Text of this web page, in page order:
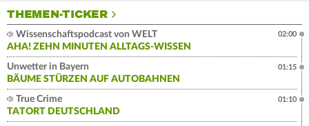
THEMEN-TICKER
Wissenschaftspodcast von WELT
AHA! ZEHN MINUTEN ALLTAGS-WISSEN
02:00
Unwetter in Bayern
BÄUME STÜRZEN AUF AUTOBAHNEN
01:15
True Crime
TATORT DEUTSCHLAND
01:10